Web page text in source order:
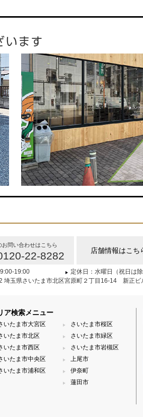
います
お問い合わせはこちら
22-8282 店舗情報はこち
19:00
定休日：水曜日（祝日は除
埼玉県さいたま市北区宮原町２丁目16-14 新正ビ
ア検索メニュー
いたま市大宮区
いたま市北区
いたま市西区
いたま市中央区
いたま市浦和区
さいたま市桜区
さいたま市緑区
さいたま市岩槻区
上尾市
伊奈町
蓮田市